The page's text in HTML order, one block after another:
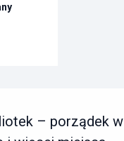
– porządek w